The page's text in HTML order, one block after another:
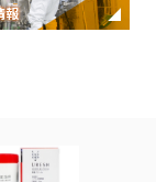
報